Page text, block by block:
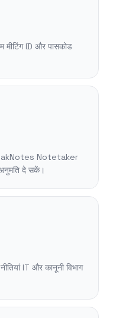
ID और पासकोड
Notetaker
दे सकें।
IT और कानूनी विभाग